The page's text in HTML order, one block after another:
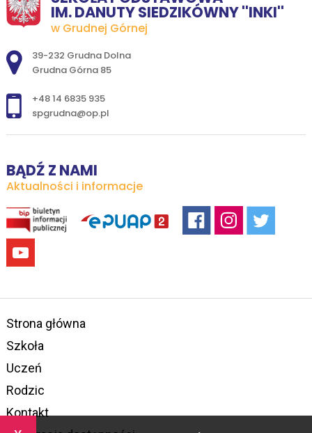
IM. DANUTY SIEDZIKÓWNY ''INKI''
w Grudnej Górnej
Adres pocztowy:
39-232 Grudna Dolna
Grudna Górna 85
+48 14 6835 935
spgrudna@op.pl
BĄDŹ Z NAMI
Aktualności i informacje
Strona główna
Szkoła
Uczeń
Rodzic
Kontakt